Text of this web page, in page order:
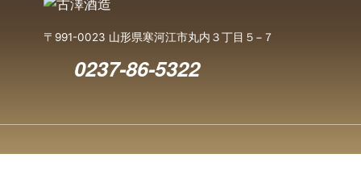
〒991-0023 山形県寒河江市丸内３丁目５−７
0237-86-5322